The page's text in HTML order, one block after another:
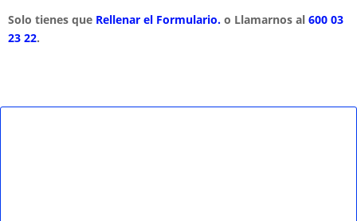
Solo tienes que Rellenar el Formulario. o Llamarnos al 600 03
23 22.